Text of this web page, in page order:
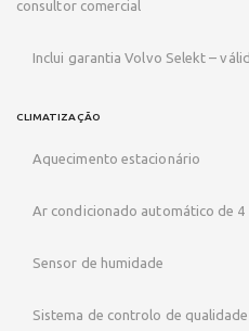
consultor comercial
Inclui garantia Volvo Selekt –
CLIMATIZAÇÃO
Aquecimento estacionário
Ar condicionado automático de 4
Sensor de humidade
Sistema de controlo de